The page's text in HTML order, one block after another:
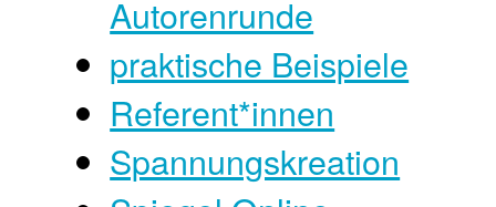
Autorenrunde
praktische Beispiele
Referent*innen
Spannungskreation